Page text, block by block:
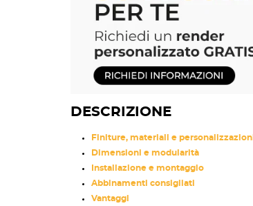
DESCRIZIONE
Finiture, materiali e personalizzazioni
Dimensioni e modularità
Installazione e montaggio
Abbinamenti consigliati
Vantaggi